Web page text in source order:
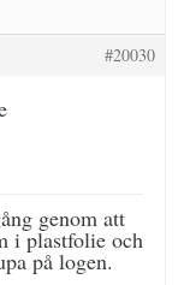
#20030
genom att
i plastfolie och
på logen.